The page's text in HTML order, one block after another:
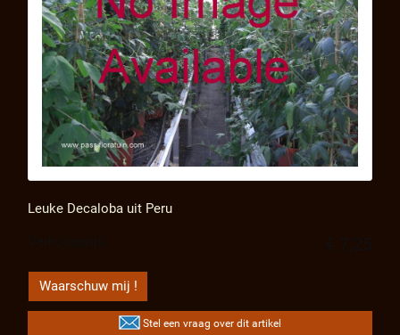
Leuke Decaloba uit Peru
Waarschuw mij !
Stel een vraag over dit artikel